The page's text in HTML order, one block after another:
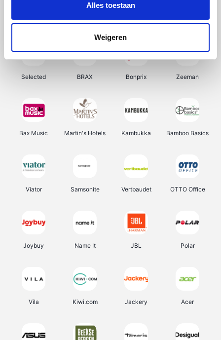
Alles toestaan
Weigeren
Samsung My Jewellery Delonghi Tennis Point
Selected BRAX Bonprix Zeeman
Bax Music Martin's Hotels Kambukka Bamboo Basics
Viator Samsonite Vertbaudet OTTO Office
Joybuy Name It JBL Polar
Vila Kiwi.com Jackery Acer